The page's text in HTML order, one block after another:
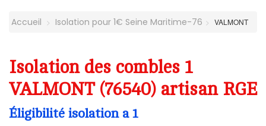
Accueil Isolation pour 1€ Seine Maritime-76 VALMONT
Isolation des combles 1
VALMONT (76540) artisan RGE
Éligibilité isolation a 1